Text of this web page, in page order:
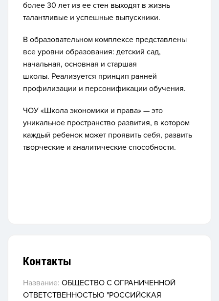
более 30 лет из ее стен выходят в жизнь
талантливые и успешные выпускники.
В образовательном комплексе представлены
все уровни образования: детский сад,
начальная, основная и старшая
школы. Реализуется принцип ранней
профилизации и персонификации обучения.
ЧОУ «Школа экономики и права» — это
уникальное пространство развития, в котором
каждый ребенок может проявить себя, развить
творческие и аналитические способности.
Контакты
Название: ОБЩЕСТВО С ОГРАНИЧЕННОЙ
ОТВЕТСТВЕННОСТЬЮ "РОССИЙСКАЯ